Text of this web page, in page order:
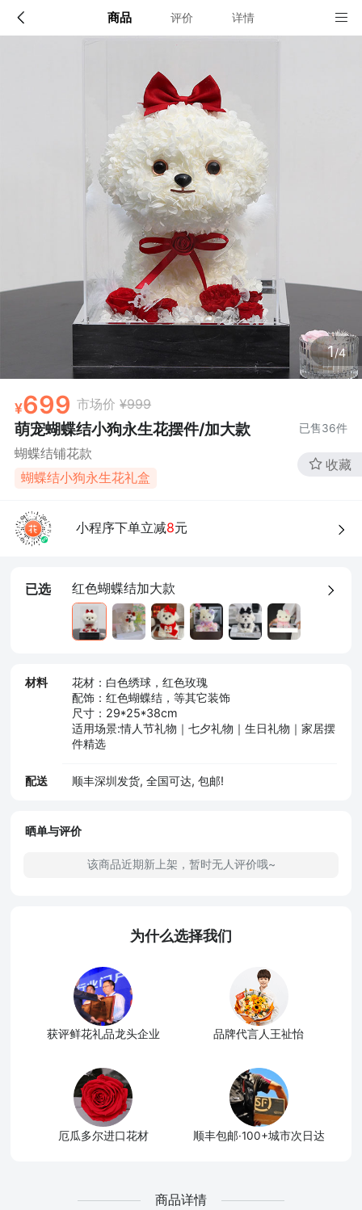
商品 评价 详情
1/4
699 市场价 ¥999
萌宠蝴蝶结小狗永生花摆件/加大款 已售36件
蝴蝶结铺花款
蝴蝶结小狗永生花礼盒
收藏
小程序下单立减8元
已选 红色蝴蝶结加大款
材料
花材：白色绣球，红色玫瑰
配饰：红色蝴蝶结，等其它装饰
尺寸：29*25*38cm
适用场景:情人节礼物｜七夕礼物｜生日礼物｜家居摆
件精选
配送 顺丰深圳发货, 全国可达, 包邮!
配送说明
确定
店铺信息
该地区暂无配送门店
确定
晒单与评价
该商品近期新上架，暂时无人评价哦~
为什么选择我们
获评鲜花礼品龙头企业 品牌代言人王祉怡
厄瓜多尔进口花材 顺丰包邮·100+城市次日达
商品详情